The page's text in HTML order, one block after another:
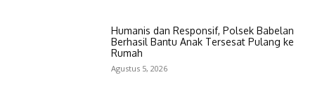
Humanis dan Responsif, Polsek Babelan
Berhasil Bantu Anak Tersesat Pulang ke
Rumah
Agustus 5, 2026